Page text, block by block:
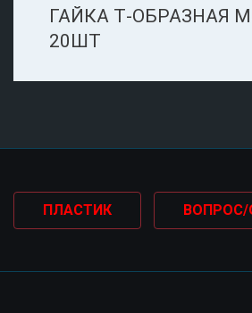
ГАЙКА Т-ОБРАЗНАЯ
20ШТ
ПЛАСТИК ВОПРОС/